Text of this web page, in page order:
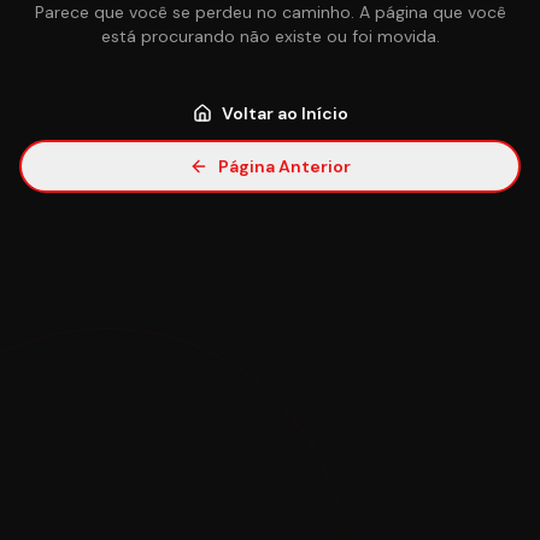
Parece que você se perdeu no caminho. A página que você
está procurando não existe ou foi movida.
Voltar ao Início
Página Anterior